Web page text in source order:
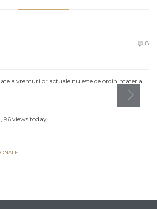
 8
a vremurilor actuale nu este de ordin material.
, 96 views today